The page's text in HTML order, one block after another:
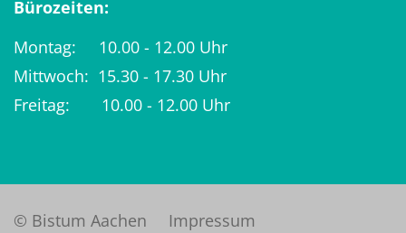
Bürozeiten:
Montag: 10.00 - 12.00 Uhr
Mittwoch: 15.30 - 17.30 Uhr
Freitag: 10.00 - 12.00 Uhr
© Bistum Aachen
Impressum